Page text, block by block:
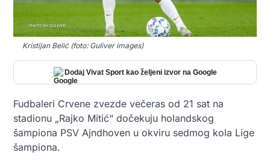
Kristijan Belić (foto: Guliver images)
Dodaj Vivat Sport kao željeni izvor na Google
Fudbaleri Crvene zvezde večeras od 21 sat na
stadionu „Rajko Mitić“ dočekuju holandskog
šampiona PSV Ajndhoven u okviru sedmog kola Lige
šampiona.